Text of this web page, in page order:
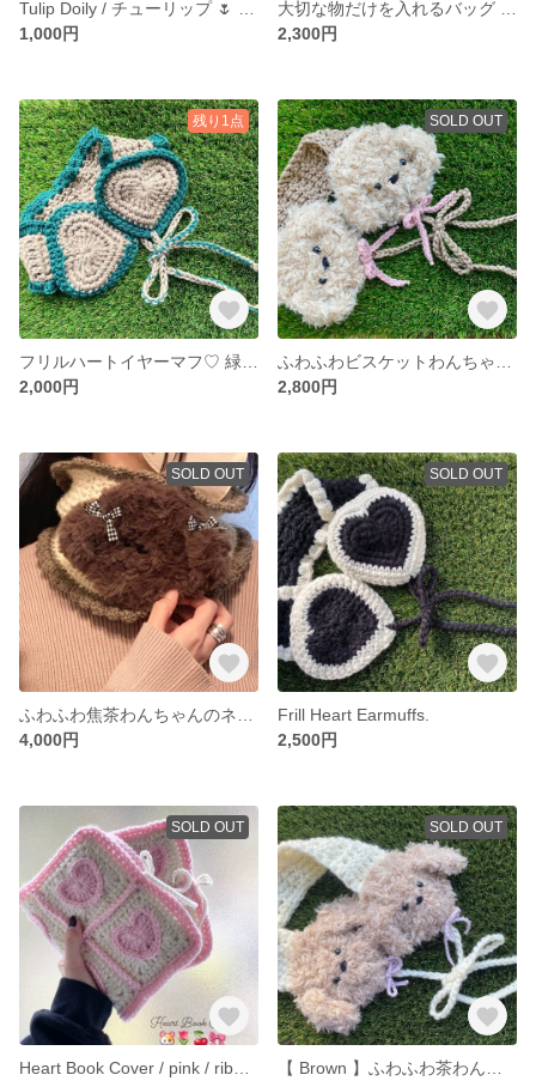
1,000円
2,300円
残り1点
2,000円
SOLD OUT
2,800円
SOLD OUT
4,000円
SOLD OUT
Frill Heart Earmuffs.
2,500円
SOLD OUT SOLD OUT